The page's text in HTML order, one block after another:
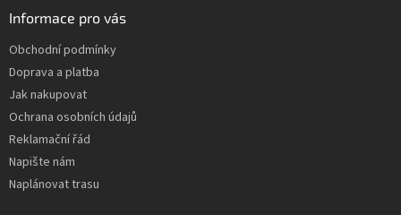
Informace pro vás
Obchodní podmínky
Doprava a platba
Jak nakupovat
Ochrana osobních údajů
Reklamační řád
Napište nám
Naplánovat trasu